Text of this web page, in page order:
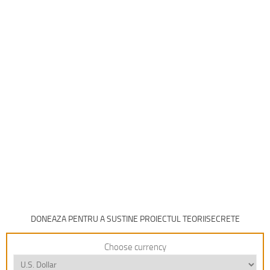
DONEAZA PENTRU A SUSTINE PROIECTUL TEORIISECRETE
Choose currency